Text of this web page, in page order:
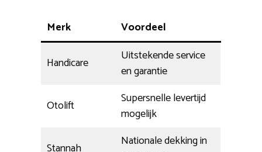
Merk Voordeel
Handicare
Uitstekende service
en garantie
Otolift
Supersnelle levertijd
mogelijk
Nationale dekking in